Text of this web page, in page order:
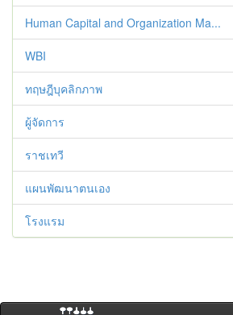
Human Capital and Organization Ma...
WBI
ทฤษฎีบุคลิกภาพ
ผู้จัดการ
ราชเทวี
แผนพัฒนาตนเอง
โรงแรม